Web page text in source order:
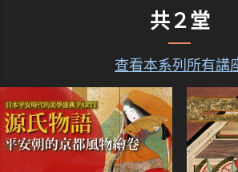
共２堂
查看本系列所有講